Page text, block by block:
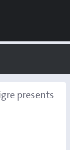
presents